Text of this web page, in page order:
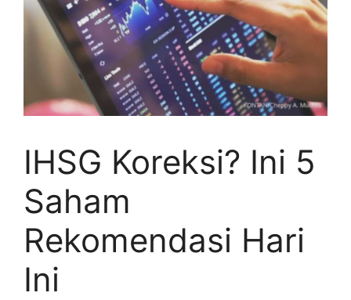
IHSG Koreksi? Ini 5
Saham
Rekomendasi Hari
Ini